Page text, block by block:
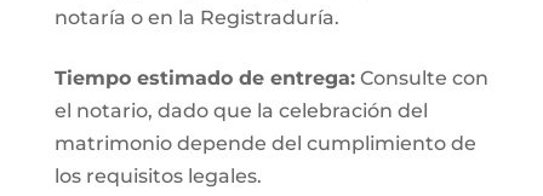
notaría o en la Registraduría.
Tiempo estimado de entrega:Consulte con
el notario, dado que la celebración del
matrimonio depende del cumplimiento de
los requisitos legales.